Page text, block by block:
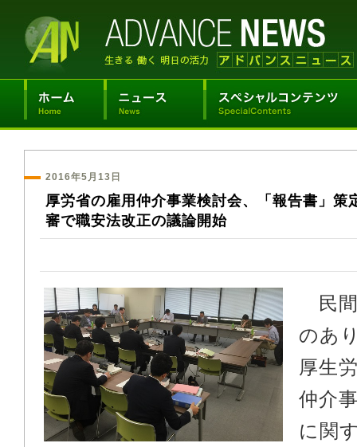
2016年5月13日
厚労省の雇用仲介事業検討会、「報告書
審で職安法改正の議論開始
民間
のあ
厚生
仲介
に関